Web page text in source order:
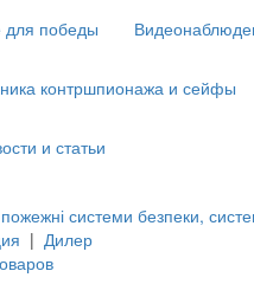
для победы
контршпионажа и сейфы
и статьи
| Дилер